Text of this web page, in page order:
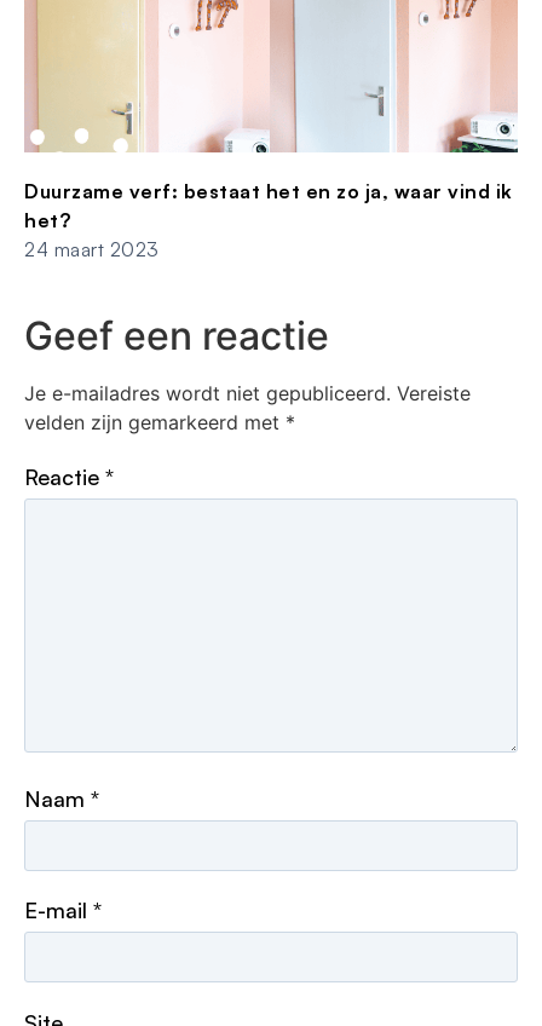
Duurzame verf: bestaat het en zo ja, waar vind ik
het?
24 maart 2023
Geef een reactie
Je e-mailadres wordt niet gepubliceerd. Vereiste
velden zijn gemarkeerd met *
Reactie *
Naam *
E-mail *